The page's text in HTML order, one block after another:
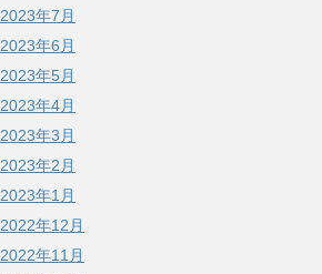
2023年7月
2023年6月
2023年5月
2023年4月
2023年3月
2023年2月
2023年1月
2022年12月
2022年11月